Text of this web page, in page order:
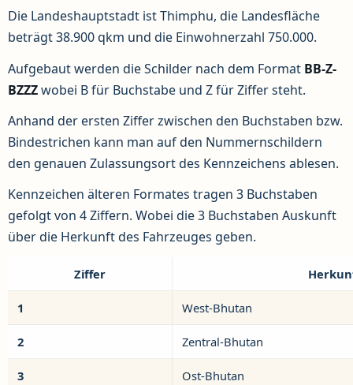
Die Landeshauptstadt ist Thimphu, die Landesfläche
beträgt 38.900 qkm und die Einwohnerzahl 750.000.
Aufgebaut werden die Schilder nach dem Format BB-Z-
BZZZwobei B für Buchstabe und Z für Ziffer steht.
Anhand der ersten Ziffer zwischen den Buchstaben bzw.
Bindestrichen kann man auf den Nummernschildern
den genauen Zulassungsort des Kennzeichens ablesen.
Kennzeichen älteren Formates tragen 3 Buchstaben
gefolgt von 4 Ziffern. Wobei die 3 Buchstaben Auskunft
über die Herkunft des Fahrzeuges geben.
Ziffer
1 West-Bhutan
2 Zentral-Bhutan
3 Ost-Bhutan